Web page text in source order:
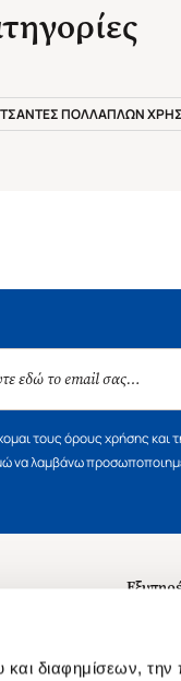
και διαφημίσεων,
ΤΣΑΝΤΕΣ ΠΟΛΛΑΠΛΩΝ
τους όρους χρήσης και
να λαμβάνω